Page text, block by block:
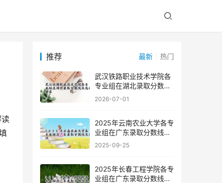
推荐 最新 热门
武汉铁路职业技术学院各
专业组在湖北录取分数线
及选科要求
2026-07-01
2025年云南农业大学各专
业组在广东录取分数线及
位次
2025-09-25
2025年长春工程学院各专
业组在广东录取分数线及